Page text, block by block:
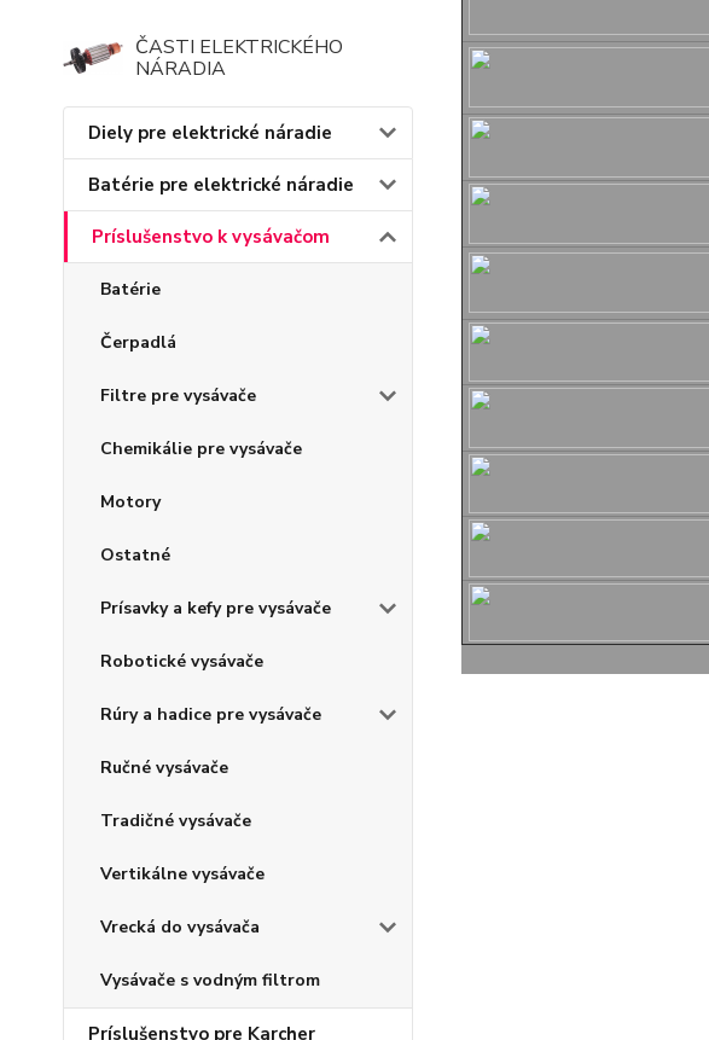
ČASTI ELEKTRICKÉHO
NÁRADIA
Diely pre elektrické náradie
Batérie pre elektrické náradie
Príslušenstvo k vysávačom
Batérie
Čerpadlá
Filtre pre vysávače
Chemikálie pre vysávače
Motory
Ostatné
Prísavky a kefy pre vysávače
Robotické vysávače
Rúry a hadice pre vysávače
Ručné vysávače
Tradičné vysávače
Vertikálne vysávače
Vrecká do vysávača
Vysávače s vodným filtrom
Príslušenstvo pre Karcher